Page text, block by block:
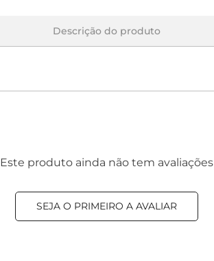
Descrição do produto
Este produto ainda não tem avaliações
SEJA O PRIMEIRO A AVALIAR